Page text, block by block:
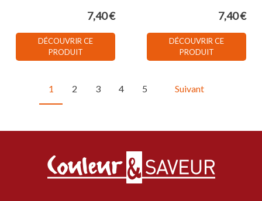
7,40 €
DÉCOUVRIR CE
PRODUIT
7,40 €
DÉCOUVRIR CE
PRODUIT
1 2 3 4 5 Suivant